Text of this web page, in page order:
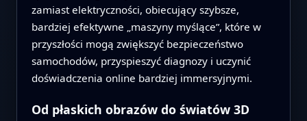
zamiast elektryczności, obiecujący szybsze,
bardziej efektywne „maszyny myślące”, które w
przyszłości mogą zwiększyć bezpieczeństwo
samochodów, przyspieszyć diagnozy i uczynić
doświadczenia online bardziej immersyjnymi.
Od płaskich obrazów do światów 3D